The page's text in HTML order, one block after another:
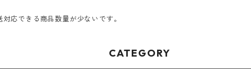
応できる商品数量が少ないです。
CATEGORY